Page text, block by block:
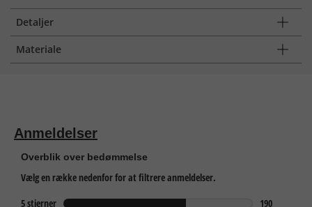
Detaljer
Materiale